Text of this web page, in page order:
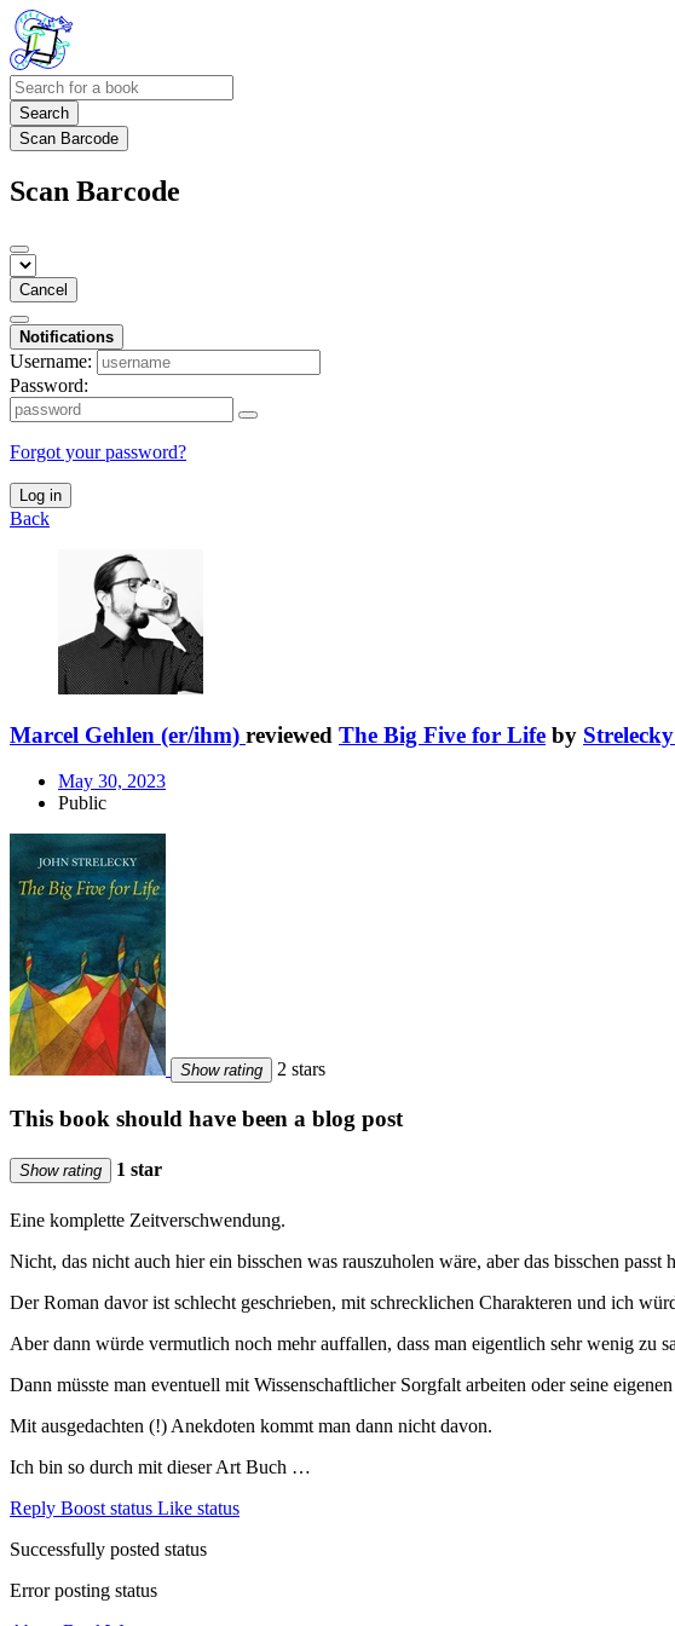
Search
Scan Barcode
Scan Barcode
Cancel
Notifications
Username:
Password:
Forgot your password?
Log in
Back
Marcel Gehlen (er/ihm) reviewed The Big Five for Life by
May 30, 2023
Public
Show rating 2 stars
This book should have been a blog post
Show rating 1 star
Eine komplette Zeitverschwendung.
Nicht, das nicht auch hier ein bisschen was rauszuholen wäre, aber das bisschen
Der Roman davor ist schlecht geschrieben, mit schrecklichen Charakteren und ich
Aber dann würde vermutlich noch mehr auffallen, dass man eigentlich sehr wenig zu
Dann müsste man eventuell mit Wissenschaftlicher Sorgfalt arbeiten oder seine
Mit ausgedachten (!) Anekdoten kommt man dann nicht davon.
Ich bin so durch mit dieser Art Buch …
Reply Boost status Like status
Successfully posted status
Error posting status